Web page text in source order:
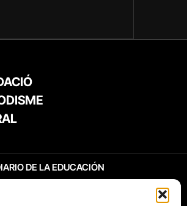
DE LA EDUCACIÓN